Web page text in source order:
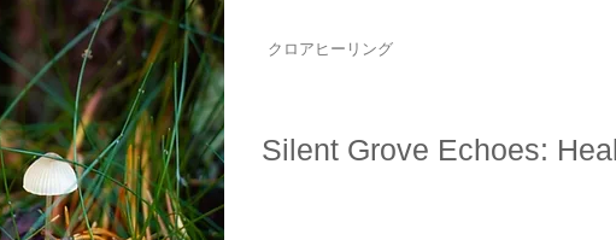
クロアヒーリング
Silent Grove Echoes: